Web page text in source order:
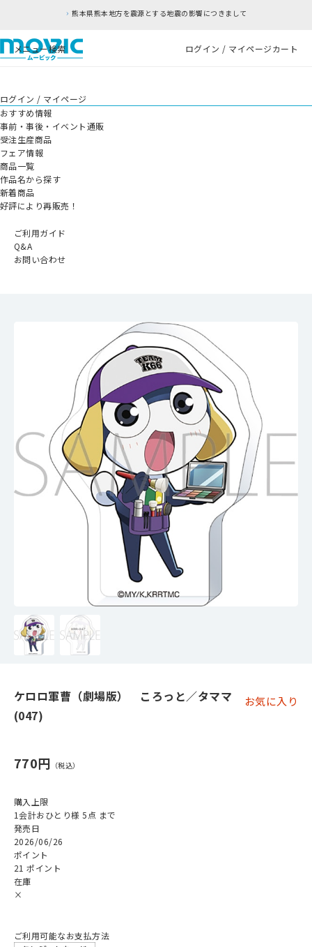
熊本県熊本地方を震源とする地震の影響につきまして
メニュー検索 ログイン / マイページカート
ログイン / マイページ
おすすめ情報
事前・事後・イベント通販
受注生産商品
フェア情報
商品一覧
作品名から探す
新着商品
好評により再販売！
ご利用ガイド
Q&A
お問い合わせ
ケロロ軍曹（劇場版） ころっと／タママ
(047)
お気に入り
770円
購入上限
1会計おひとり様 5点 まで
発売日
2026/06/26
ポイント
21 ポイント
在庫
×
ご利用可能なお支払方法